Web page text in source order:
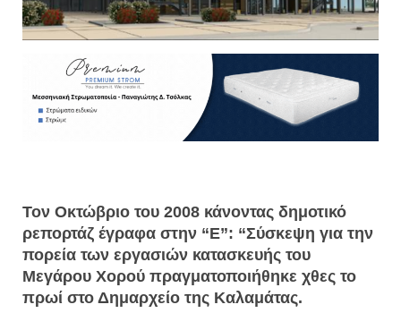
Τον Οκτώβριο του 2008 κάνοντας δημοτικό
ρεπορτάζ έγραφα στην “Ε”: “Σύσκεψη για την
πορεία των εργασιών κατασκευής του
Μεγάρου Χορού πραγματοποιήθηκε χθες το
πρωί στο Δημαρχείο της Καλαμάτας.